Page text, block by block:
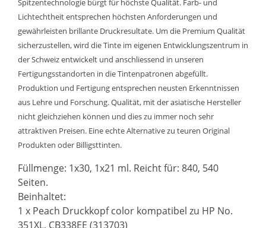
Spitzentechnologie bürgt für höchste Qualität. Farb- und
Lichtechtheit entsprechen höchsten Anforderungen und
gewährleisten brillante Druckresultate. Um die Premium Qualität
sicherzustellen, wird die Tinte im eigenen Entwicklungszentrum in
der Schweiz entwickelt und anschliessend in unseren
Fertigungsstandorten in die Tintenpatronen abgefüllt.
Produktion und Fertigung entsprechen neusten Erkenntnissen
aus Lehre und Forschung. Qualität, mit der asiatische Hersteller
nicht gleichziehen können und dies zu immer noch sehr
attraktiven Preisen. Eine echte Alternative zu teuren Original
Produkten oder Billigsttinten.
Füllmenge: 1x30, 1x21 ml. Reicht für: 840, 540
Seiten.
Beinhaltet:
1 x Peach Druckkopf color kompatibel zu HP No.
351XL, CB338EE (313703)